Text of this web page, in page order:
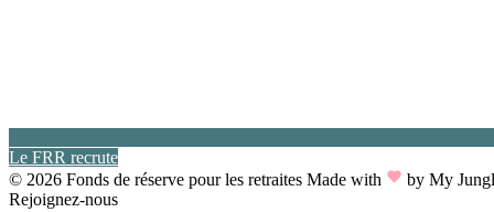
Le FRR recrute
© 2026 Fonds de réserve pour les retraites Made with
by My
Rejoignez-nous